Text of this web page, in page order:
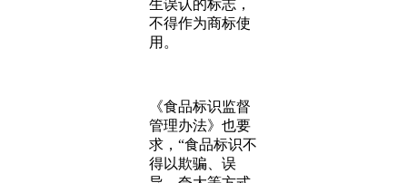
生误认的标志，
不得作为商标使
用。
《食品标识监督
管理办法》也要
求，“食品标识不
得以欺骗、误